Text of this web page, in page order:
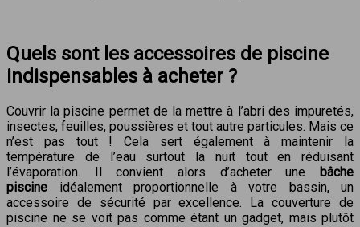
Quels sont les accessoires de piscine
indispensables à acheter ?
Couvrir la piscine permet de la mettre à l’abri des impuretés,
insectes, feuilles, poussières et tout autre particules. Mais ce
n’est pas tout ! Cela sert également à maintenir la
température de l’eau surtout la nuit tout en réduisant
l’évaporation. Il convient alors d’acheter une
bâche
piscine idéalement proportionnelle à votre bassin, un
accessoire de sécurité par excellence. La couverture de
piscine ne se voit pas comme étant un gadget, mais plutôt